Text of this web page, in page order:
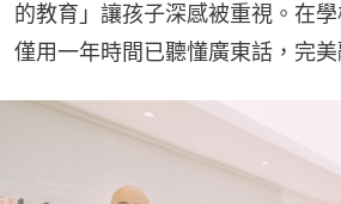
的教育」讓孩子深感被重視。在
僅用一年時間已聽懂廣東話，完美